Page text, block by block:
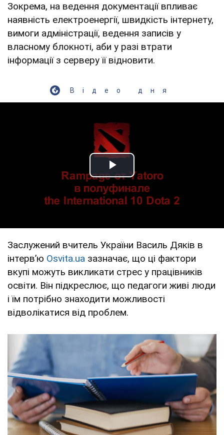
Зокрема, на ведення документації впливає
наявність електроенергії, швидкість інтернету,
вимоги адміністрації, ведення записів у
власному блокноті, аби у разі втрати
інформації з серверу її відновити.
Відео дня
Play Video
Заслужений вчитель України Василь Дяків в
інтервʼю Оsvita.ua зазначає, що ці фактори
вкупі можуть викликати стрес у працівників
освіти. Він підкреслює, що педагоги живі люди
і їм потрібно знаходити можливості
відволікатися від проблем.